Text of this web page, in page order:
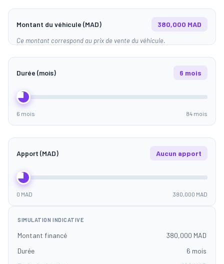
Montant du véhicule (MAD) 380,000 MAD
Ce montant correspond au prix de vente du véhicule.
Durée (mois) 6 mois
6 mois 84 mois
Apport (MAD) Aucun apport
0 MAD 380,000 MAD
SIMULATION INDICATIVE
Montant financé
380,000 MAD
Durée
6 mois